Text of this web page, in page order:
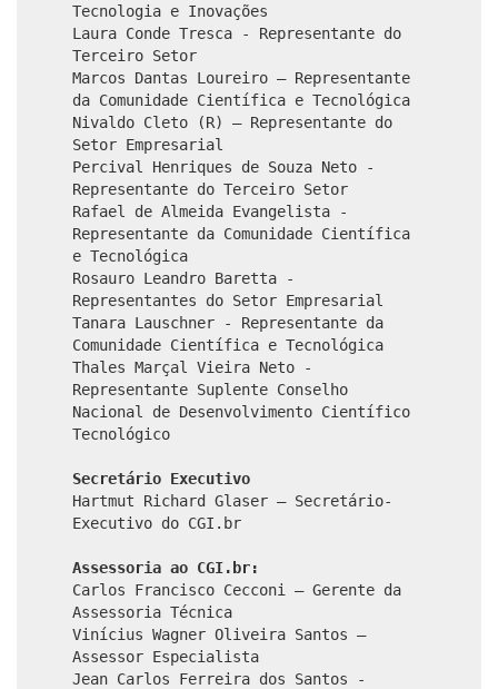
Tecnologia e Inovações
Laura Conde Tresca - Representante do
Terceiro Setor
Marcos Dantas Loureiro – Representante
da Comunidade Científica e Tecnológica
Nivaldo Cleto (R) – Representante do
Setor Empresarial
Percival Henriques de Souza Neto -
Representante do Terceiro Setor
Rafael de Almeida Evangelista -
Representante da Comunidade Científica
e Tecnológica
Rosauro Leandro Baretta -
Representantes do Setor Empresarial
Tanara Lauschner - Representante da
Comunidade Científica e Tecnológica
Thales Marçal Vieira Neto -
Representante Suplente Conselho
Nacional de Desenvolvimento Científico
Tecnológico
Secretário Executivo
Hartmut Richard Glaser – Secretário-
Executivo do CGI.br
Assessoria ao CGI.br:
Carlos Francisco Cecconi – Gerente da
Assessoria Técnica
Vinícius Wagner Oliveira Santos –
Assessor Especialista
Jean Carlos Ferreira dos Santos -